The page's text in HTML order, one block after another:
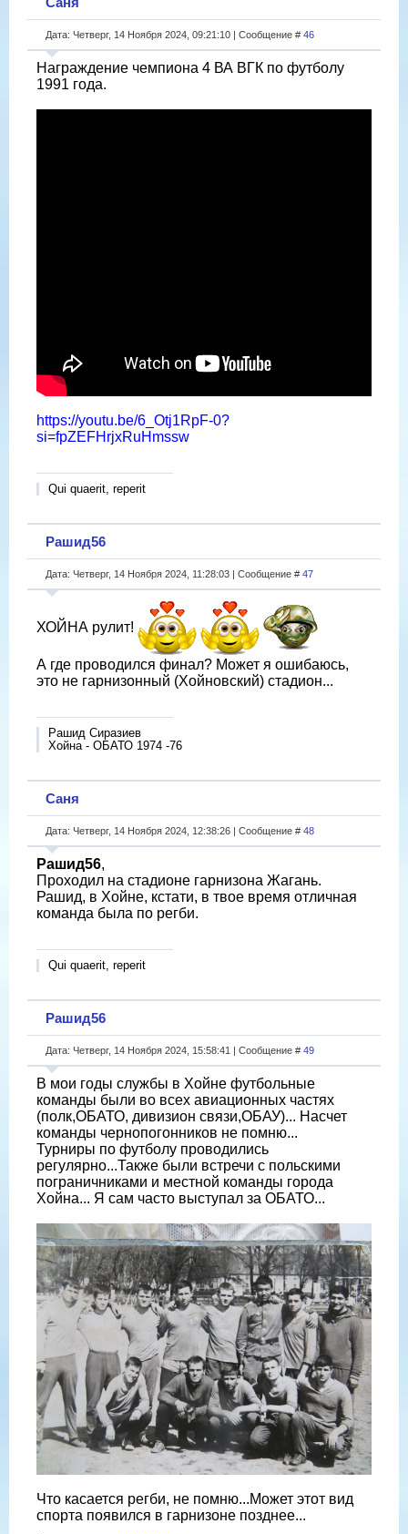
Дата: Четверг, 14 Ноября 2024, 09:21:10 | Сообщение # 46
Награждение чемпиона 4 ВА ВГК по футболу
1991 года.
https://youtu.be/6_Otj1RpF-0?
si=fpZEFHrjxRuHmssw
Qui quaerit, reperit
Рашид56
Дата: Четверг, 14 Ноября 2024, 11:28:03 | Сообщение # 47
ХОЙНА рулит!
А где проводился финал? Может я ошибаюсь,
это не гарнизонный (Хойновский) стадион...
Рашид Сиразиев
Хойна - ОБАТО 1974 -76
Саня
Дата: Четверг, 14 Ноября 2024, 12:38:26 | Сообщение # 48
Рашид56,
Проходил на стадионе гарнизона Жагань.
Рашид, в Хойне, кстати, в твое время отличная
команда была по регби.
Qui quaerit, reperit
Рашид56
Дата: Четверг, 14 Ноября 2024, 15:58:41 | Сообщение # 49
В мои годы службы в Хойне футбольные
команды были во всех авиационных частях
(полк,ОБАТО, дивизион связи,ОБАУ)... Насчет
команды чернопогонников не помню...
Турниры по футболу проводились
регулярно...Также были встречи с польскими
пограничниками и местной команды города
Хойна... Я сам часто выступал за ОБАТО...
Что касается регби, не помню...Может этот вид
спорта появился в гарнизоне позднее...